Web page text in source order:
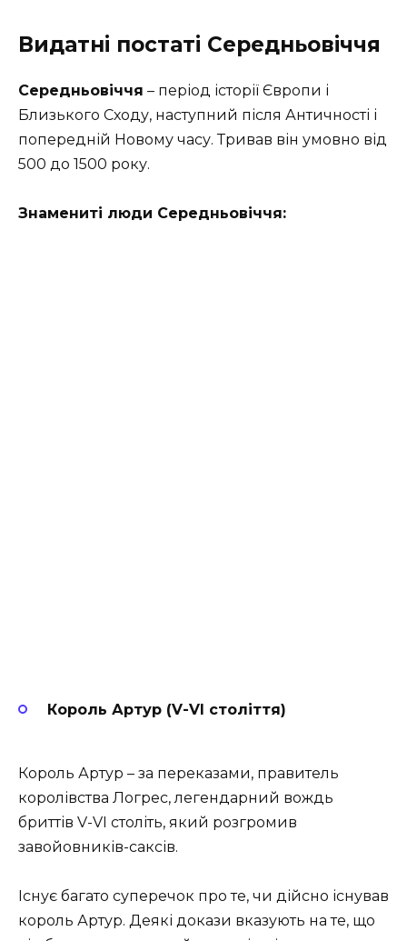
Видатні постаті Середньовіччя
Середньовіччя – період історії Європи і
Близького Сходу, наступний після Античності і
попередній Новому часу. Тривав він умовно від
500 до 1500 року.
Знамениті люди Середньовіччя:
Король Артур (V-VI століття)
Король Артур – за переказами, правитель
королівства Логрес, легендарний вождь
бриттів V-VI століть, який розгромив
завойовників-саксів.
Існує багато суперечок про те, чи дійсно існував
король Артур. Деякі докази вказують на те, що